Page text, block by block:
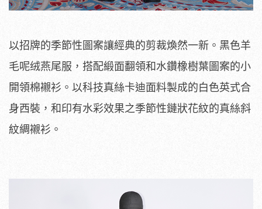
以招牌的季節性圖案讓經典的剪裁煥然一新。黑色羊
毛呢绒燕尾服，搭配緞面翻領和水鑽橡樹葉圖案的小
開領棉襯衫。以科技真絲卡迪面料製成的白色英式合
身西裝，和印有水彩效果之季節性鏈狀花紋的真絲斜
紋綢襯衫。